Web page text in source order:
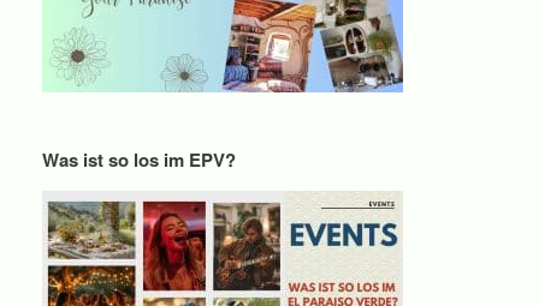
Was ist so los im EPV?